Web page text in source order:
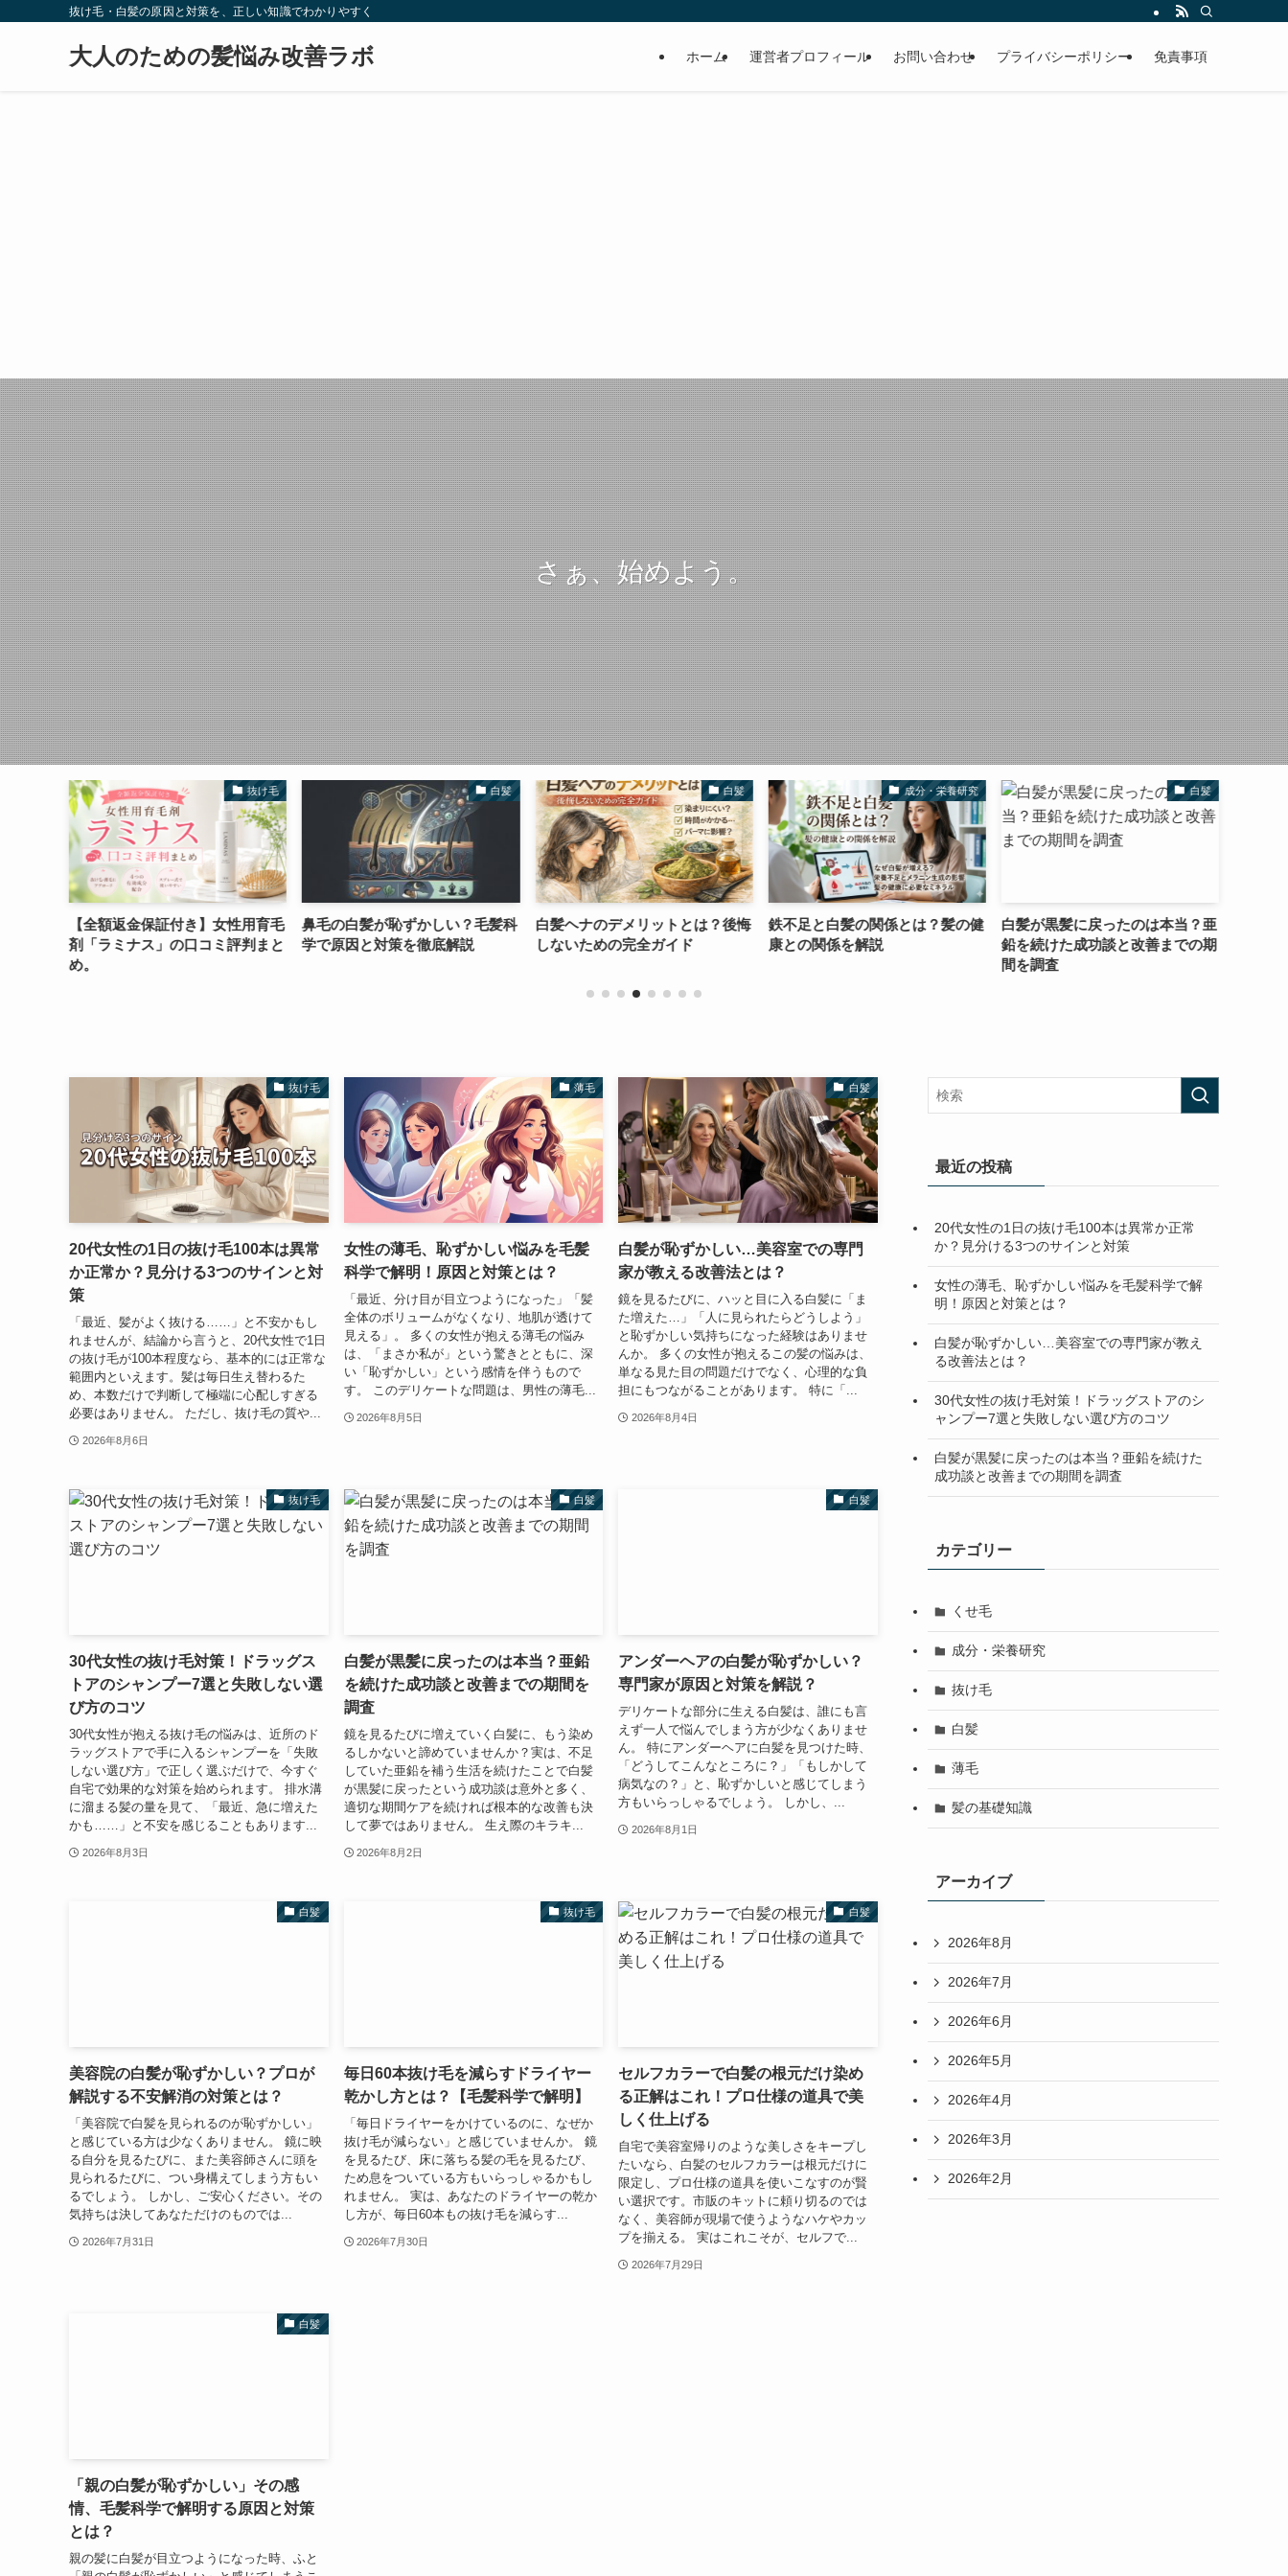
抜け毛・白髪の原因と対策を、正しい知識でわかりやすく
大人のための髪悩み改善ラボ ホーム 運営者プロフィール お問い合わせ プライバシーポリシー 免責事項
さぁ、始めよう。
抜け毛
【全額返金保証付き】女性用育毛
剤「ラミナス」の口コミ評判まと
め。
白髪
鼻毛の白髪が恥ずかしい？毛髪科
学で原因と対策を徹底解説
白髪
白髪ヘナのデメリットとは？後悔
しないための完全ガイド
成分・栄養研究
鉄不足と白髪の関係とは？髪の健
康との関係を解説
白髪
白髪が黒髪に戻ったのは本当？亜
鉛を続けた成功談と改善までの期
間を調査
抜け毛
20代女性の1日の抜け毛100本は異常
か正常か？見分ける3つのサインと対
策
「最近、髪がよく抜ける……」と不安かもし
れませんが、結論から言うと、20代女性で1日
の抜け毛が100本程度なら、基本的には正常な
範囲内といえます。髪は毎日生え替わるた
め、本数だけで判断して極端に心配しすぎる
必要はありません。 ただし、抜け毛の質や...
2026年8月6日
薄毛
女性の薄毛、恥ずかしい悩みを毛髪
科学で解明！原因と対策とは？
「最近、分け目が目立つようになった」「髪
全体のボリュームがなくなり、地肌が透けて
見える」。 多くの女性が抱える薄毛の悩み
は、「まさか私が」という驚きとともに、深
い「恥ずかしい」という感情を伴うもので
す。 このデリケートな問題は、男性の薄毛...
2026年8月5日
白髪
白髪が恥ずかしい…美容室での専門
家が教える改善法とは？
鏡を見るたびに、ハッと目に入る白髪に「ま
た増えた…」「人に見られたらどうしよう」
と恥ずかしい気持ちになった経験はありませ
んか。 多くの女性が抱えるこの髪の悩みは、
単なる見た目の問題だけでなく、心理的な負
担にもつながることがあります。 特に「...
2026年8月4日
抜け毛
30代女性の抜け毛対策！ドラッグス
トアのシャンプー7選と失敗しない選
び方のコツ
30代女性が抱える抜け毛の悩みは、近所のド
ラッグストアで手に入るシャンプーを「失敗
しない選び方」で正しく選ぶだけで、今すぐ
自宅で効果的な対策を始められます。 排水溝
に溜まる髪の量を見て、「最近、急に増えた
かも……」と不安を感じることもあります...
2026年8月3日
白髪
白髪が黒髪に戻ったのは本当？亜鉛
を続けた成功談と改善までの期間を
調査
鏡を見るたびに増えていく白髪に、もう染め
るしかないと諦めていませんか？実は、不足
していた亜鉛を補う生活を続けたことで白髪
が黒髪に戻ったという成功談は意外と多く、
適切な期間ケアを続ければ根本的な改善も決
して夢ではありません。 生え際のキラキ...
2026年8月2日
白髪
アンダーヘアの白髪が恥ずかしい？
専門家が原因と対策を解説？
デリケートな部分に生える白髪は、誰にも言
えず一人で悩んでしまう方が少なくありませ
ん。 特にアンダーヘアに白髪を見つけた時、
「どうしてこんなところに？」「もしかして
病気なの？」と、恥ずかしいと感じてしまう
方もいらっしゃるでしょう。 しかし、...
2026年8月1日
白髪
美容院の白髪が恥ずかしい？プロが
解説する不安解消の対策とは？
「美容院で白髪を見られるのが恥ずかしい」
と感じている方は少なくありません。 鏡に映
る自分を見るたびに、また美容師さんに頭を
見られるたびに、つい身構えてしまう方もい
るでしょう。 しかし、ご安心ください。その
気持ちは決してあなただけのものでは...
2026年7月31日
抜け毛
毎日60本抜け毛を減らすドライヤー
乾かし方とは？【毛髪科学で解明】
「毎日ドライヤーをかけているのに、なぜか
抜け毛が減らない」と感じていませんか。 鏡
を見るたび、床に落ちる髪の毛を見るたび、
ため息をついている方もいらっしゃるかもし
れません。 実は、あなたのドライヤーの乾か
し方が、毎日60本もの抜け毛を減らす...
2026年7月30日
白髪
セルフカラーで白髪の根元だけ染め
る正解はこれ！プロ仕様の道具で美
しく仕上げる
自宅で美容室帰りのような美しさをキープし
たいなら、白髪のセルフカラーは根元だけに
限定し、プロ仕様の道具を使いこなすのが賢
い選択です。市販のキットに頼り切るのでは
なく、美容師が現場で使うようなハケやカッ
プを揃える。 実はこれこそが、セルフで...
2026年7月29日
白髪
「親の白髪が恥ずかしい」その感
情、毛髪科学で解明する原因と対策
とは？
親の髪に白髪が目立つようになった時、ふと
最近の投稿
20代女性の1日の抜け毛100本は異常か正常
か？見分ける3つのサインと対策
女性の薄毛、恥ずかしい悩みを毛髪科学で解
明！原因と対策とは？
白髪が恥ずかしい…美容室での専門家が教え
る改善法とは？
30代女性の抜け毛対策！ドラッグストアのシ
ャンプー7選と失敗しない選び方のコツ
白髪が黒髪に戻ったのは本当？亜鉛を続けた
成功談と改善までの期間を調査
カテゴリー
くせ毛
成分・栄養研究
抜け毛
白髪
薄毛
髪の基礎知識
アーカイブ
2026年8月
2026年7月
2026年6月
2026年5月
2026年4月
2026年3月
2026年2月